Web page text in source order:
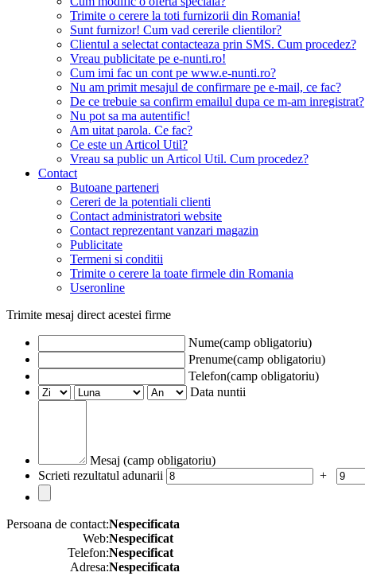
Trimite o cerere la toti furnizorii din Romania!
Sunt furnizor! Cum vad cererile clientilor?
Clientul a selectat contacteaza prin SMS. Cum procedez?
Vreau publicitate pe e-nunti.ro!
Cum imi fac un cont pe www.e-nunti.ro?
Nu am primit mesajul de confirmare pe e-mail, ce fac?
De ce trebuie sa confirm emailul dupa ce m-am inregistrat?
Nu pot sa ma autentific!
Am uitat parola. Ce fac?
Ce este un Articol Util?
Vreau sa public un Articol Util. Cum procedez?
Contact
Butoane parteneri
Cereri de la potentiali clienti
Contact administratori website
Contact reprezentant vanzari magazin
Publicitate
Termeni si conditii
Trimite o cerere la toate firmele din Romania
Useronline
Trimite mesaj direct acestei firme
Nume(camp obligatoriu)
Prenume(camp obligatoriu)
Telefon(camp obligatoriu)
Data nuntii
Mesaj (camp obligatoriu)
Scrieti rezultatul adunarii
+
Persoana de contact:Nespecificata
Web:Nespecificat
Telefon:Nespecificat
Adresa:Nespecificata